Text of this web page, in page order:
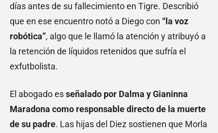
días antes de su fallecimiento en Tigre. Describió
que en ese encuentro notó a Diego con “la voz
robótica”, algo que le llamó la atención y atribuyó a
la retención de líquidos retenidos que sufría el
exfutbolista.
El abogado esseñalado por Dalma yGianinna
Maradona como responsable directo de la muerte
de su padre. Las hijas del Diez sostienen que Morla